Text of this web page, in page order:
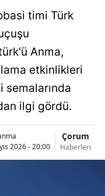
Bilecik
Bingöl
Bitlis
Burdur
timi Türk
Anma,
etkinlikleri
ilgi gördü.
2026 - 20:00
Çorum
Haberleri